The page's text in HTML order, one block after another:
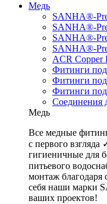
Медь
SANHA®-
SANHA®-
SANHA®-
SANHA®-
ACR Copper
Фитинги
Фитинги
Фитинги под
Соединения
Медь
Все медные
с первого
гигиеничные для
питьевого
монтаж
себя наши марки
ваших проектов!